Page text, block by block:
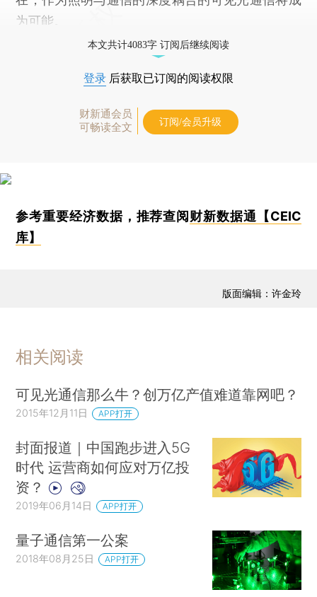
为可能。
本文共计4083字 订阅后继续阅读
登录 后获取已订阅的阅读权限
财新通会员
可畅读全文
订阅/会员升级
参考重要经济数据，推荐查阅财新数据通【CEIC
库】
版面编辑：许金玲
相关阅读
可见光通信那么牛？创万亿产值难道靠网吧？
2015年12月11日 APP打开
封面报道｜中国跑步进入5G
时代 运营商如何应对万亿投
资？
2019年06月14日 APP打开
量子通信第一公案
2018年08月25日 APP打开